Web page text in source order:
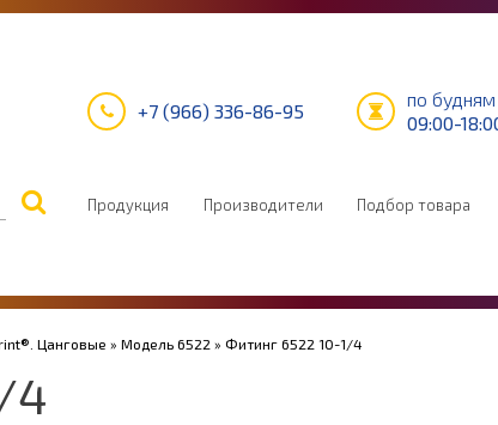
+7 (966) 336-86-95
по будням
09:00-
Продукция Производители Подбор товара
Цанговые » Модель 6522 » Фитинг 6522 10-1/4
4